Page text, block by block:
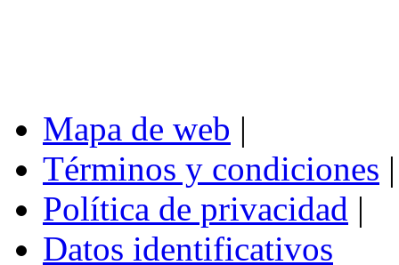
Mapa de web |
Términos y condiciones |
Política de privacidad |
Datos identificativos